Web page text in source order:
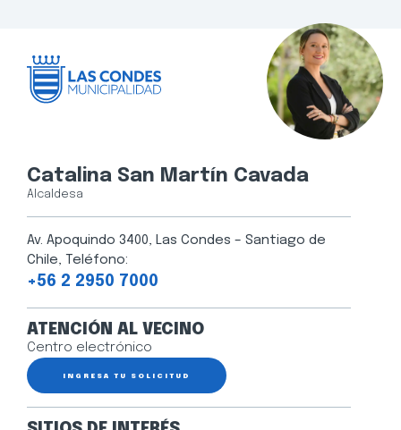
Catalina San Martín Cavada
Alcaldesa
Av. Apoquindo 3400, Las Condes – Santiago de
Chile, Teléfono:
+56 2 2950 7000
ATENCIÓN AL VECINO
Centro electrónico
INGRESA TU SOLICITUD